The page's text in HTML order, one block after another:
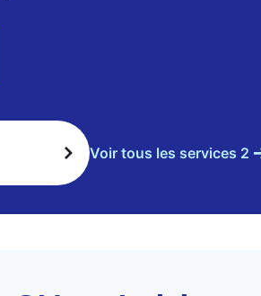
Voir tous les services 2